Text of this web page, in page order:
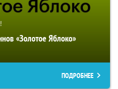
«Золотое Яблоко»
ПОДРОБНЕЕ